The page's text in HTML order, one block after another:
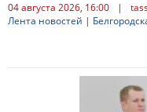
04 августа 2026, 16:00 |
Лента новостей |